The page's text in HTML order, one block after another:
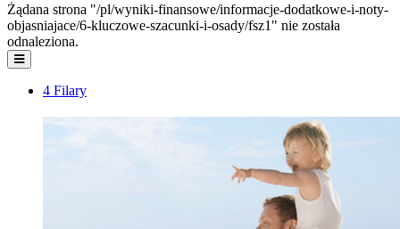
Żądana strona "/pl/wyniki-finansowe/informacje-dodatkowe-i-noty-
objasniajace/6-kluczowe-szacunki-i-osady/fsz1" nie została
odnaleziona.
4 Filary